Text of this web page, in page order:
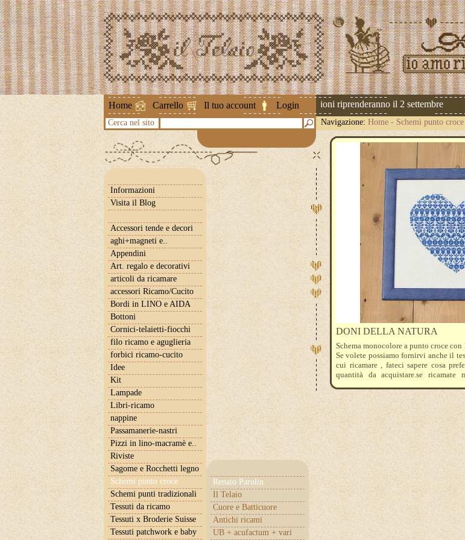
Home Carrello Il tuo account Login
Attenzione ! Le spedizioni riprenderanno il 2 settembre
Cerca nel sito Navigazione: Home - Schemi punto croce
Informazioni
Visita il Blog
Accessori tende e decori
aghi+magneti e..
Appendini
Art. regalo e decorativi
articoli da ricamare
accessori Ricamo/Cucito
Bordi in LINO e AIDA
Bottoni
Cornici-telaietti-fiocchi
filo ricamo e aguglieria
forbici ricamo-cucito
Idee
Kit
Lampade
Libri-ricamo
nappine
Passamanerie-nastri
Pizzi in lino-macramè e..
Riviste
Sagome e Rocchetti legno
Schemi punto croce
Renato Parolin
Il Telaio
Cuore e Batticuore
Antichi ricami
UB + acufactum + vari
Schemi punti tradizionali
Tessuti da ricamo
Tessuti x Broderie Suisse
Tessuti patchwork e baby
DONI DELLA NATURA
Schema monocolore a punto croce
Se volete possiamo fornirvi anche il
cui ricamare , fateci sapere cosa
quantità da acquistare.se
convenienti , risolverete il problema